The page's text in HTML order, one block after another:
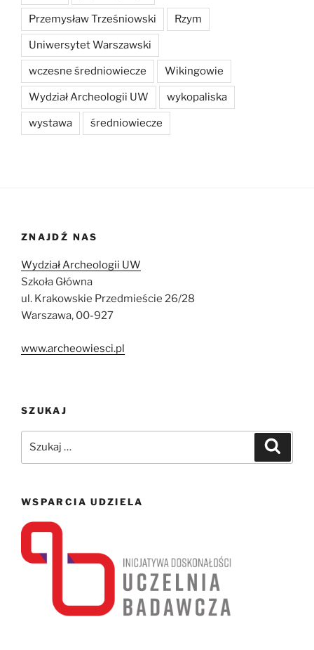
Przemysław Trześniowski Rzym
Uniwersytet Warszawski
wczesne średniowiecze Wikingowie
Wydział Archeologii UW wykopaliska
wystawa średniowiecze
ZNAJDŹ NAS
Wydział Archeologii UW
Szkoła Główna
ul. Krakowskie Przedmieście 26/28
Warszawa, 00-927
www.archeowiesci.pl
SZUKAJ
WSPARCIA UDZIELA